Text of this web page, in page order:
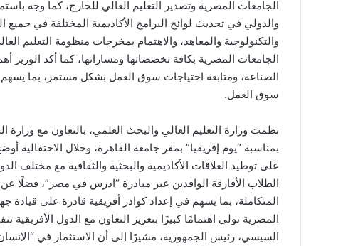
الجامعات المصرية وتصدير التعليم العالي للخارج، كما وجه
والدولي في تحديث لوائح البرامج الأكاديمية المختلفة في جميع
والتكنولوجية والمعاهد، والاهتمام بمخرجات منظومة التعليم
الجامعات المصرية بكافة تخصصاتها ومساراتها، كما أكد الوزير
الصناعة، ومتابعة احتياجات سوق العمل بشكل مستمر، بما
سوق العمل.
نظمت وزارة التعليم العالي والبحث العلمي، بالتعاون مع وزارة
بمناسبة “يوم إفريقيا” بمقر جامعة القاهرة، وخلال الاحتفالية
على توطيد العلاقات الأكاديمية والبحثية والثقافية مع مختلف
الطلاب الأفارقة الوافدين عبر مبادرة “ادرس في مصر”، فضلًا عن
المتكاملة، بما يسهم في إعداد كوادر أفريقية قادرة على قيادة
المصرية تولي اهتمامًا كبيرًا بتعزيز التعاون مع الدول الأفريقية
السيسي، رئيس الجمهورية، مشيرًا إلى أن الاستثمار في